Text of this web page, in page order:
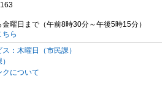
曜日まで（午前8時30分～午後5時15分）
ら
：木曜日（市民課）
クについて